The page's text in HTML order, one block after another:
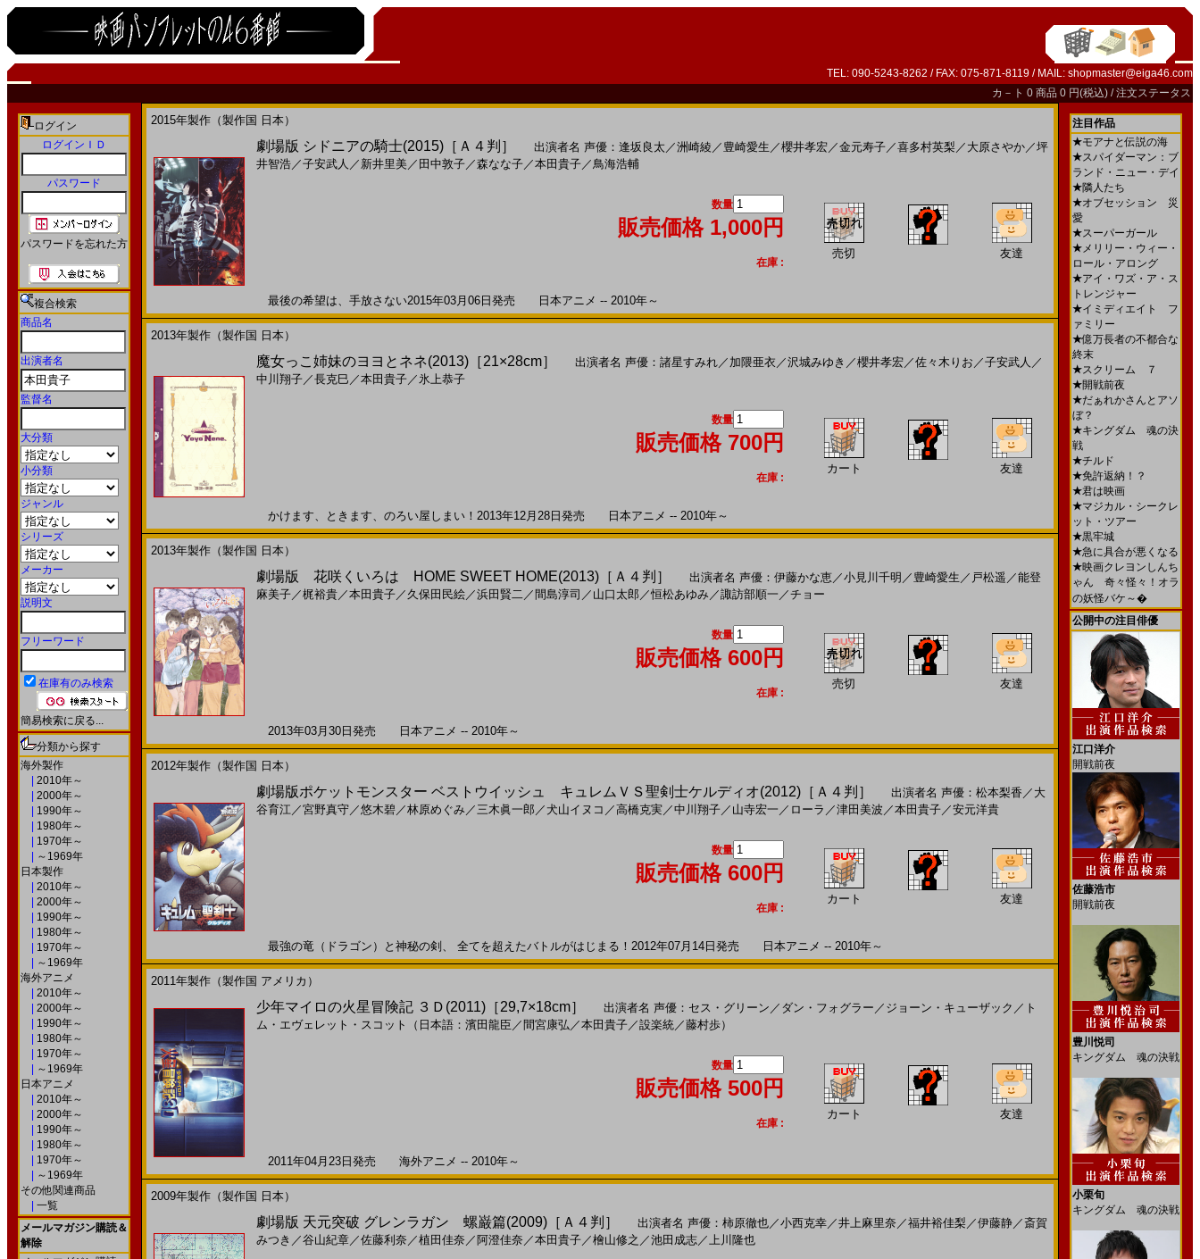
TEL: 090-5243-8262 / FAX: 075-871-8119 / MAIL: shopmaster@eiga46.com
カ－ト 0 商品 0 円(税込) /注文ステータス
ログイン
ログインＩＤ
パスワード
パスワードを忘れた方
複合検索
商品名
出演者名
監督名
大分類
小分類
ジャンル
シリーズ
メーカー
説明文
フリーワード
在庫有のみ検索
簡易検索に戻る...
分類から探す
海外製作
2010年～
2000年～
1990年～
1980年～
1970年～
～1969年
日本製作
2010年～
2000年～
1990年～
1980年～
1970年～
～1969年
海外アニメ
2010年～
2000年～
1990年～
1980年～
1970年～
～1969年
日本アニメ
2010年～
2000年～
1990年～
1980年～
1970年～
～1969年
その他関連商品
一覧
メールマガジン購読＆
解除
2015年製作（製作国 日本）
劇場版 シドニアの騎士(2015)［Ａ４判］ 出演者名 声優：逢坂良太 ／洲崎綾／ 豊崎愛生 ／櫻井孝宏／金元寿子／喜多村英梨 ／ 大原さやか／坪
井智浩／子安武人 ／ 新井里美／ 田中敦子／森なな子／本田貴子／鳥海浩輔
数量
販売価格 1,000円
在庫 :
売切 友達
最後の希望は、手放さない2015年03月06日発売 日本アニメ -- 2010年～
2013年製作（製作国 日本）
魔女っこ姉妹のヨヨとネネ(2013)［21×28cm］ 出演者名 声優：諸星すみれ／ 加隈亜衣 ／沢城みゆき ／櫻井孝宏／佐々木りお ／子安武人 ／
中川翔子／長克巳 ／本田貴子／氷上恭子
数量
販売価格 700円
在庫 :
カート 友達
かけます、ときます、のろい屋しまい！2013年12月28日発売 日本アニメ -- 2010年～
2013年製作（製作国 日本）
劇場版 花咲くいろは HOME SWEET HOME(2013)［Ａ４判］ 出演者名 声優：伊藤かな恵／小見川千明 ／ 豊崎愛生 ／ 戸松遥 ／能登
麻美子／梶裕貴／本田貴子／ 久保田民絵／浜田賢二／ 間島淳司 ／ 山口太郎 ／恒松あゆみ／諏訪部順一 ／チョー
数量
販売価格 600円
在庫 :
売切 友達
2013年03月30日発売 日本アニメ -- 2010年～
2012年製作（製作国 日本）
劇場版ポケットモンスター ベストウイッシュ キュレムＶＳ聖剣士ケルディオ(2012)［Ａ４判］ 出演者名 声優：松本梨香 ／ 大
谷育江／宮野真守／悠木碧／林原めぐみ／三木眞一郎 ／犬山イヌコ ／高橋克実／中川翔子／ 山寺宏一 ／ ローラ ／津田美波 ／本田貴子／安元洋貴
数量
販売価格 600円
在庫 :
カート 友達
最強の竜（ドラゴン）と神秘の剣、 全てを超えたバトルがはじまる！2012年07月14日発売 日本アニメ -- 2010年～
2011年製作（製作国 アメリカ）
少年マイロの火星冒険記 ３Ｄ(2011)［29,7×18cm］ 出演者名 声優：セス・グリーン ／ ダン・フォグラー ／ ジョーン・キューザック ／ ト
ム・エヴェレット・スコット（日本語：濱田龍臣 ／ 間宮康弘 ／本田貴子／設楽統／藤村歩）
数量
販売価格 500円
在庫 :
カート 友達
2011年04月23日発売 海外アニメ -- 2010年～
2009年製作（製作国 日本）
劇場版 天元突破 グレンラガン 螺巌篇(2009)［Ａ４判］ 出演者名 声優：柿原徹也／小西克幸／井上麻里奈 ／福井裕佳梨 ／伊藤静／ 斎賀
みつき ／谷山紀章／佐藤利奈 ／植田佳奈 ／ 阿澄佳奈 ／本田貴子／檜山修之 ／池田成志／上川隆也
注目作品
★モアナと伝説の海
★スパイダーマン：ブ
ランド・ニュー・デイ
★隣人たち
★オブセッション 災
愛
★スーパーガール
★メリリー・ウィー・
ロール・アロング
★アイ・ワズ・ア・ス
トレンジャー
★イミディエイト フ
ァミリー
★億万長者の不都合な
終末
★スクリーム ７
★開戦前夜
★だぁれかさんとアソ
ぼ？
★キングダム 魂の決
戦
★チルド
★免許返納！？
★君は映画
★マジカル・シークレ
ット・ツアー
★黒牢城
★急に具合が悪くなる
★映画クレヨンしんち
ゃん 奇々怪々！オラ
の妖怪バケ～�
公開中の注目俳優
江口洋介
開戦前夜
佐藤浩市
開戦前夜
豊川悦司
キングダム 魂の決戦
小栗旬
キングダム 魂の決戦